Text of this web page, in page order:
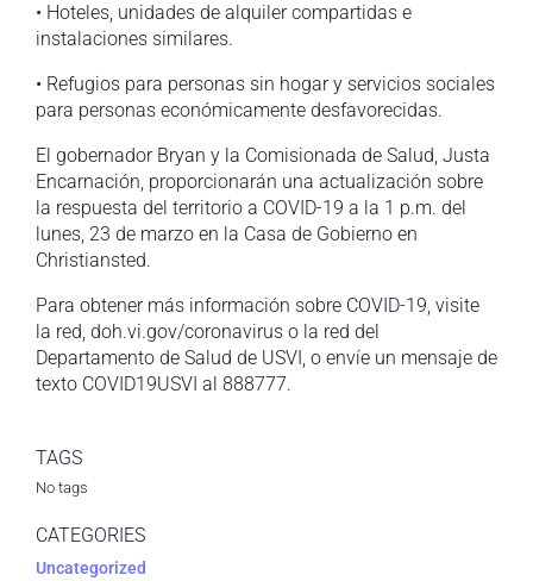
• Hoteles, unidades de alquiler compartidas e
instalaciones similares.
• Refugios para personas sin hogar y servicios sociales
para personas económicamente desfavorecidas.
El gobernador Bryan y la Comisionada de Salud, Justa
Encarnación, proporcionarán una actualización sobre
la respuesta del territorio a COVID-19 a la 1 p.m. del
lunes, 23 de marzo en la Casa de Gobierno en
Christiansted.
Para obtener más información sobre COVID-19, visite
la red, doh.vi.gov/coronavirus o la red del
Departamento de Salud de USVI, o envíe un mensaje de
texto COVID19USVI al 888777.
TAGS
No tags
CATEGORIES
Uncategorized